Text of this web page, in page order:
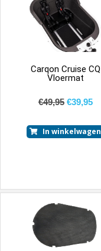
Carqon Cruise CQ
Vloermat
€49,95 €39,95
In winkelwagen